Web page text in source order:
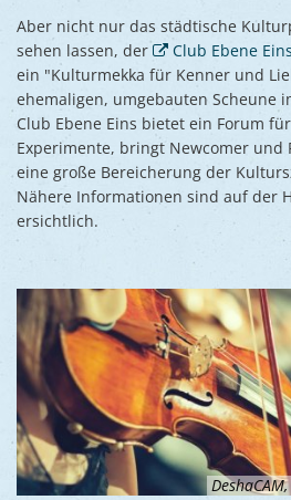
Aber nicht nur das städtische
sehen lassen, der
Club Ebene
ein "Kulturmekka für Kenner und
ehemaligen, umgebauten Scheune
Club Ebene Eins bietet ein Forum
Experimente, bringt Newcomer und
eine große Bereicherung der
Nähere Informationen sind auf der
ersichtlich.